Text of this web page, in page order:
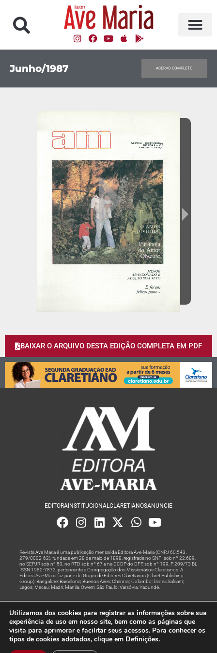
Junho/1987 ACERVO COMPLETO
BAIXAR O ARQUIVO DESTA EDIÇÃO COMPLETA EM PDF
EDITORA INSTITUCIONALCLARETIANOSANUNCIE
Revista Ave Maria é uma publicação mensal da Editora Ave-Maria (CNPJ 60.543.
279/0002-62), fundada em 28 de maio de 1898, registrada no SNPI sob nº 22.689,
no SEPJR sob nº 50, no RTD sob nº 67 e na DCDP do DFP, sob nº 199, P. 209/73 BL
ISSN 1980-7872, pertencente à Congregação dos Missionários Claretianos. A
Editora Ave-Maria faz parte do Grupo de Editores Claretianos (Claret Publishing
Group). Bangalore; Barcelona; Buenos Aires; Chennai; Colombo; Dar es Salaam;
Lagos; Macau; Madri; Manila; Owerri; São Paulo; Varsóvia; Yaoundé.
Rede
© Todos os Direitos Reservados
Utilizamos dos cookies para registrar as informações sobre sua
experiência de uso em nosso site, bem como as páginas que
visita para aprimorar e facilitar seus acessos. Para conhecer os
tipos de cookies adotados, clique em Definições.